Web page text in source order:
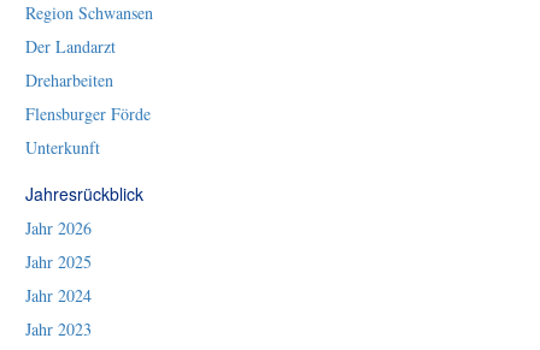
Region Schwansen
Der Landarzt
Dreharbeiten
Flensburger Förde
Unterkunft
Jahresrückblick
Jahr 2026
Jahr 2025
Jahr 2024
Jahr 2023